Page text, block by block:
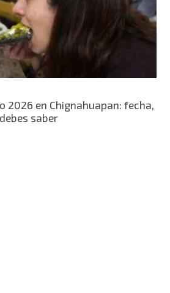
2026 en Chignahuapan: fecha,
saber